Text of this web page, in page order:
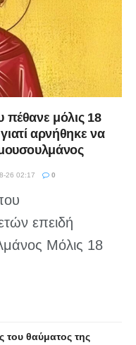
πέθανε μόλις 18
αρνήθηκε να
μουσουλμάνος
26 02:17 0
επειδή
Μόλις 18
του θαύματος της